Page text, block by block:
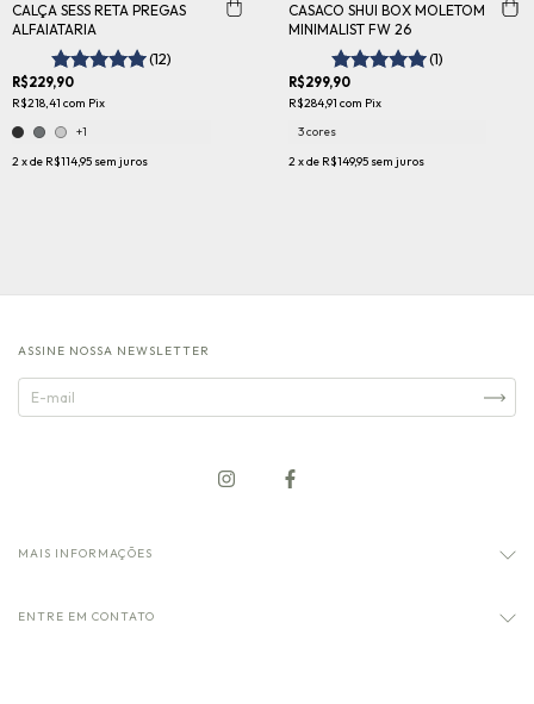
CALÇA SESS RETA PREGAS
ALFAIATARIA
(12)
R$229,90
R$218,41 com Pix
+1
2x de R$114,95 sem juros
CASACO SHUI BOX MOLETOM
MINIMALIST FW 26
(1)
R$299,90
R$284,91 com Pix
3 cores
2x de R$149,95 sem juros
ASSINE NOSSA NEWSLETTER
MAIS INFORMAÇÕES
ENTRE EM CONTATO